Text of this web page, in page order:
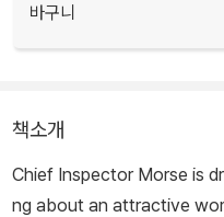
바구니
책소개
Chief Inspector Morse is
ng about an attractive